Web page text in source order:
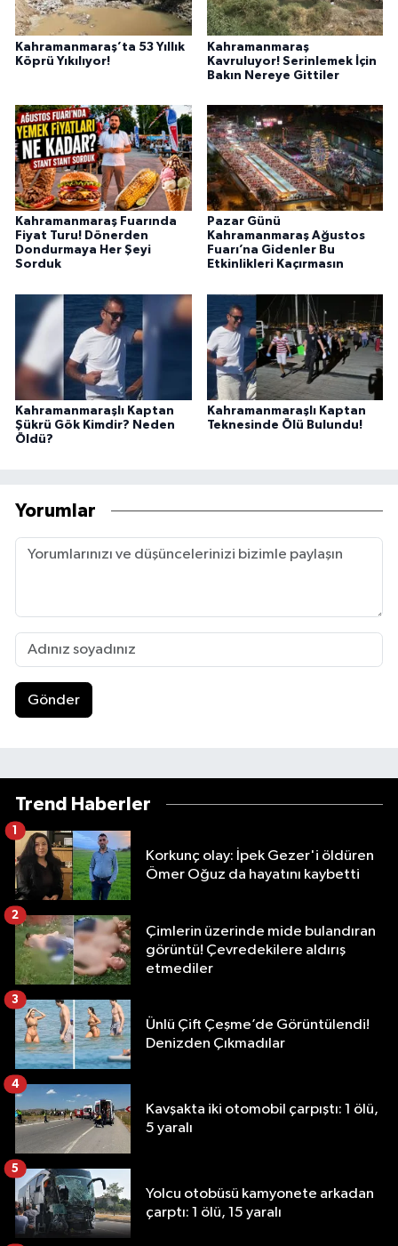
Kahramanmaraş’ta 53 Yıllık
Köprü Yıkılıyor!
Kahramanmaraş
Kavruluyor! Serinlemek İçin
Bakın Nereye Gittiler
Kahramanmaraş Fuarında
Fiyat Turu! Dönerden
Dondurmaya Her Şeyi
Sorduk
Pazar Günü
Kahramanmaraş Ağustos
Fuarı’na Gidenler Bu
Etkinlikleri Kaçırmasın
Kahramanmaraşlı Kaptan
Şükrü Gök Kimdir? Neden
Öldü?
Kahramanmaraşlı Kaptan
Teknesinde Ölü Bulundu!
Yorumlar
Gönder
Trend Haberler
Korkunç olay: İpek Gezer'i öldüren
Ömer Oğuz da hayatını kaybetti
1
Çimlerin üzerinde mide bulandıran
görüntü! Çevredekilere aldırış
etmediler
2
Ünlü Çift Çeşme’de Görüntülendi!
Denizden Çıkmadılar
3
Kavşakta iki otomobil çarpıştı: 1 ölü,
5 yaralı
4
Yolcu otobüsü kamyonete arkadan
çarptı: 1 ölü, 15 yaralı
5